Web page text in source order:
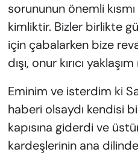
sorununun önemli
kimliktir. Bizler birlikte
için çabalarken bize
dışı, onur kırıcı
Eminim ve isterdim ki
haberi olsaydı kendisi
kapısına giderdi ve
kardeşlerinin ana dilinde